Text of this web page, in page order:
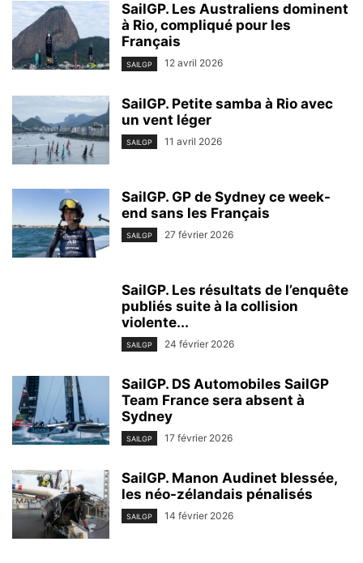
SailGP. Les Australiens dominent
à Rio, compliqué pour les
Français
SAILGP 12 avril 2026
SailGP. Petite samba à Rio avec
un vent léger
SAILGP 11 avril 2026
SailGP. GP de Sydney ce week-
end sans les Français
SAILGP 27 février 2026
SailGP. Les résultats de l’enquête
publiés suite à la collision
violente...
SAILGP 24 février 2026
SailGP. DS Automobiles SailGP
Team France sera absent à
Sydney
SAILGP 17 février 2026
SailGP. Manon Audinet blessée,
les néo-zélandais pénalisés
SAILGP 14 février 2026